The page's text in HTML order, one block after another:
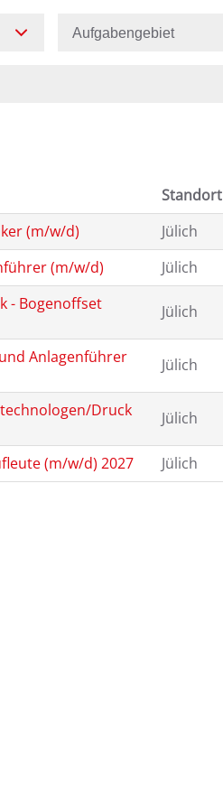
Aufgabengebiet
Standort
(m/w/d)
Jülich
(m/w/d)
Jülich
- Bogenoffset
Jülich
Anlagenführer
Jülich
Druck
Jülich
(m/w/d) 2027 Jülich